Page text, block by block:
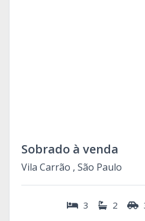
Sobrado à venda
Vila Carrão , São Paulo
3 2